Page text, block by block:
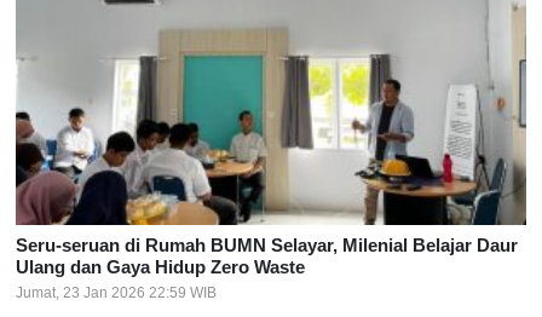
Seru-seruan di Rumah BUMN Selayar, Milenial Belajar Daur
Ulang dan Gaya Hidup Zero Waste
Jumat, 23 Jan 2026 22:59 WIB